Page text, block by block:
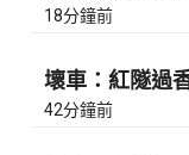
18分鐘前
壞車：紅隧過
42分鐘前